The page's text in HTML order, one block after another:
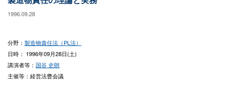
1996.09.28
分野： 製造物責任法（PL法）
日時： 1996年09月28日(土)
講演者等： 国谷 史朗
主催等：経営法曹会議